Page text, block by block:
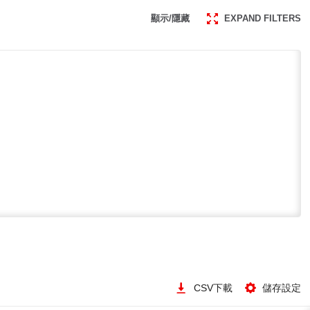
顯示/隱藏 EXPAND FILTERS
CSV下載 儲存設定